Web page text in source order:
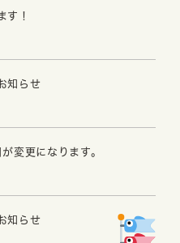
す！
知らせ
変更になります。
知らせ